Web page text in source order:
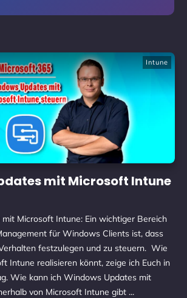
Intune
mit Microsoft Intune
Microsoft Intune: Ein wichtiger Bereich
für Windows Clients ist, dass
festzulegen und zu steuern. Wie
Intune realisieren könnt, zeige ich Euch in
Wie kann ich Windows Updates mit
von Microsoft Intune gibt ...